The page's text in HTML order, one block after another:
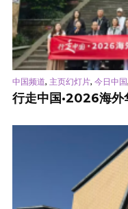
中国频道, 主页幻灯片, 今日中国,
行走中国·2026海外